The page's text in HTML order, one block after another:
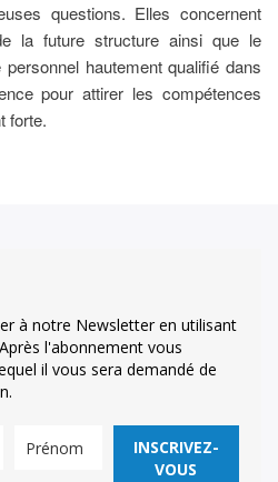
questions. Elles concernent
la future structure ainsi que le
hautement qualifié dans
pour attirer les compétences
forte.
à notre Newsletter en utilisant
l'abonnement vous
il vous sera demandé de
INSCRIVEZ-
VOUS